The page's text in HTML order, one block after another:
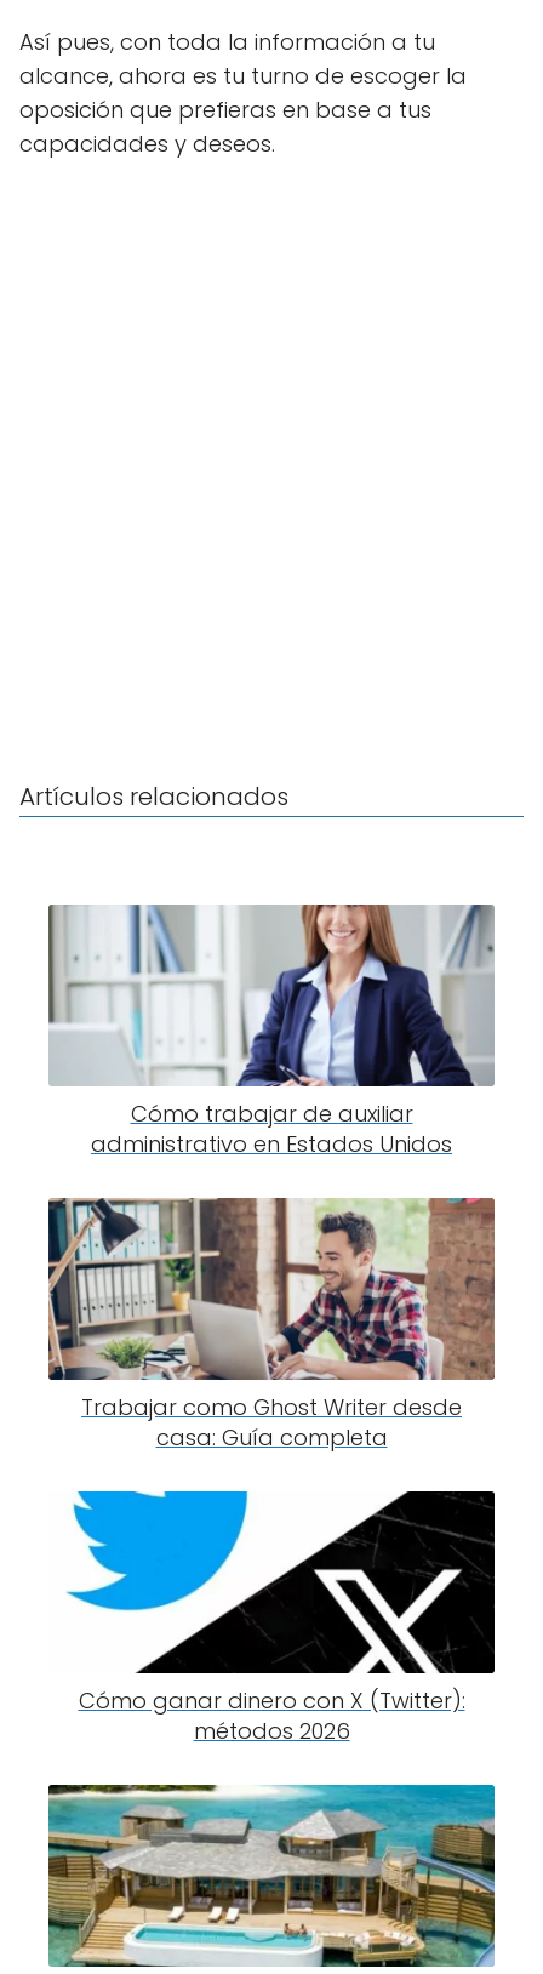
Así pues, con toda la información a tu
alcance, ahora es tu turno de escoger la
oposición que prefieras en base a tus
capacidades y deseos.
Artículos relacionados
Cómo trabajar de auxiliar
administrativo en Estados Unidos
Trabajar como Ghost Writer desde
casa: Guía completa
Cómo ganar dinero con X (Twitter):
métodos 2026